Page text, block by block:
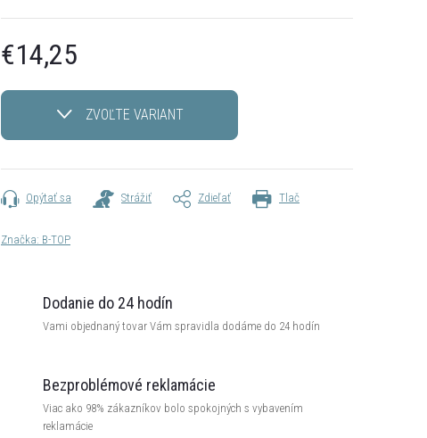
€14,25
cena:
ZVOĽTE VARIANT
Tlač
Opýtať sa Strážiť Zdieľať
Značka: B-TOP
Dodanie do 24 hodín
Vami objednaný tovar Vám spravidla dodáme do 24 hodín
Bezproblémové reklamácie
Viac ako 98% zákazníkov bolo spokojných s vybavením
reklamácie